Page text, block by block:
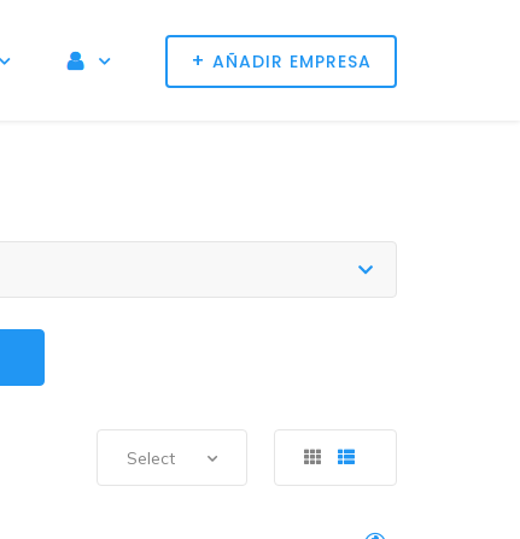
+ AÑADIR EMPRESA
Select